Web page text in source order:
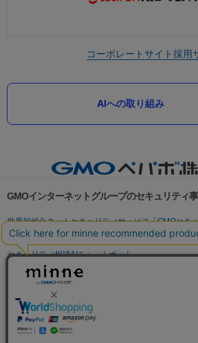
コーポレートサイト採用
AIへの取り組み
GMOインターネットグループのセキュリティ
世界初総合ネットセキュリティサービス「GMOセキュ
パスワード漏洩診断
Webサイトリスク診断
セキュリティ相談AIチャットボット
実在証明・盗聴対策
サイバー攻撃対策（GMO Flatt Security）
セキュリティ事業の軌跡